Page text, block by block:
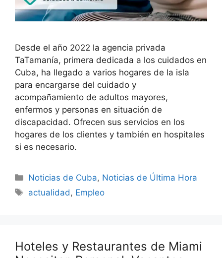
Desde el año 2022 la agencia privada
TaTamanía, primera dedicada a los cuidados en
Cuba, ha llegado a varios hogares de la isla
para encargarse del cuidado y
acompañamiento de adultos mayores,
enfermos y personas en situación de
discapacidad. Ofrecen sus servicios en los
hogares de los clientes y también en hospitales
si es necesario.
Categories
Noticias de Cuba, Noticias de Última Hora
Tags
actualidad , Empleo
Hoteles y Restaurantes de Miami